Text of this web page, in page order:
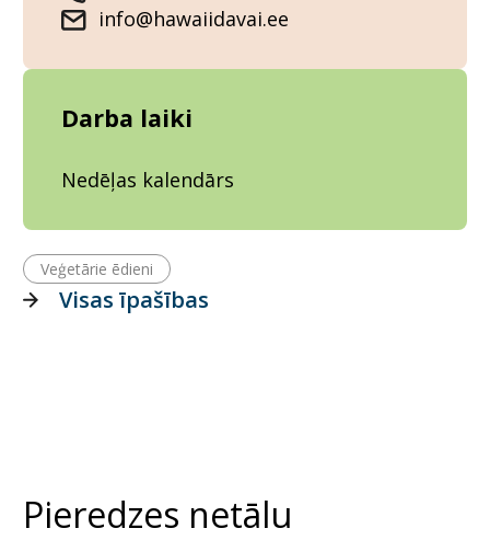
info@hawaiidavai.ee
Darba laiki
Nedēļas kalendārs
Veģetārie ēdieni
Visas īpašības
Pieredzes netālu